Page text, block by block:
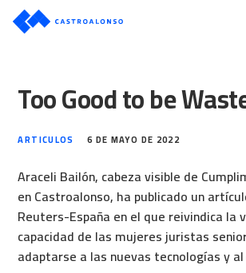
Too Good to be
ARTICULOS 6 DE MAYO DE 2022
Araceli Bailón, cabeza visible de
en Castroalonso, ha publicado un
Reuters-España en el que reivindica la
capacidad de las mujeres juristas
adaptarse a las nuevas tecnologías y